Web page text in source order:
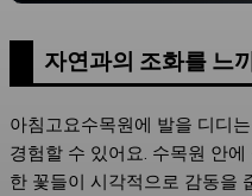
자연과의 조화를 느
아침고요수목원에 발을 디디
경험할 수 있어요. 수목원 안
한 꽃들이 시각적으로 감동을